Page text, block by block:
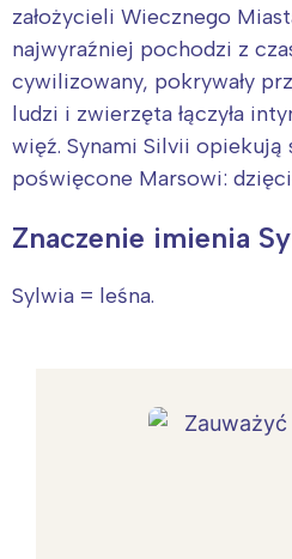
założycieli Wiecznego
najwyraźniej pochodzi z
cywilizowany, pokrywały
ludzi i zwierzęta łączyła
więź. Synami Silvii
poświęcone Marsowi:
Znaczenie imienia
Sylwia = leśna.